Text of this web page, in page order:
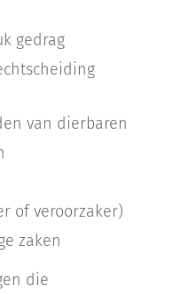
gedrag
van dierbaren
of veroorzaker)
zaken
die